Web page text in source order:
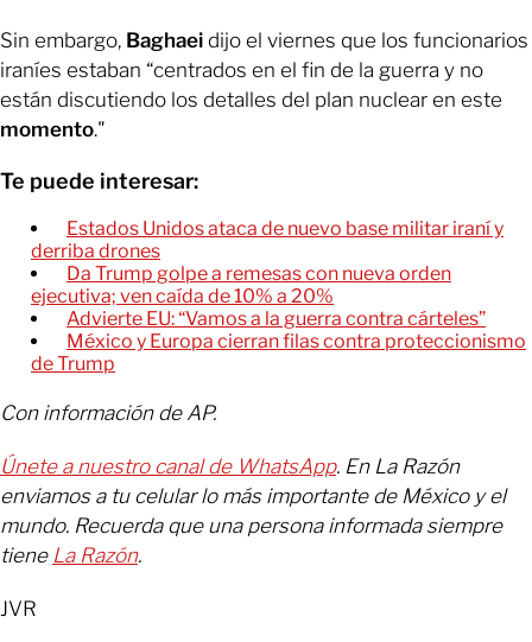
Sin embargo, Baghaei dijo el viernes que los funcionarios
iraníes estaban “centrados en el fin de la guerra y no
están discutiendo los detalles del plan nuclear en este
momento."
Te puede interesar:
Estados Unidos ataca de nuevo base militar iraní y
derriba drones
Da Trump golpe a remesas con nueva orden
ejecutiva; ven caída de 10% a 20%
Advierte EU: “Vamos a la guerra contra cárteles”
México y Europa cierran filas contra proteccionismo
de Trump
Con información de AP.
Únete a nuestro canal de WhatsApp. En La Razón
enviamos a tu celular lo más importante de México y el
mundo. Recuerda que una persona informada siempre
tiene La Razón.
JVR